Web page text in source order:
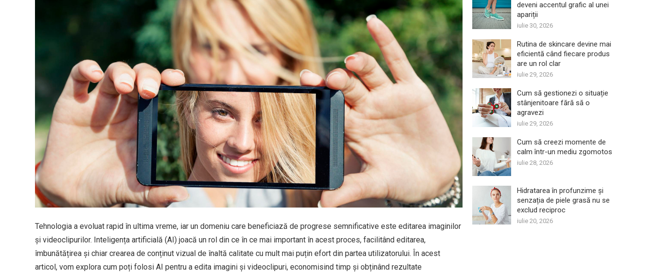
Tehnologia a evoluat rapid în ultima vreme, iar un domeniu care beneficiază de progrese semnificative este editarea imaginilor
și videoclipurilor. Inteligența artificială (AI) joacă un rol din ce în ce mai important în acest proces, facilitând editarea,
îmbunătățirea și chiar crearea de conținut vizual de înaltă calitate cu mult mai puțin efort din partea utilizatorului. În acest
articol, vom explora cum poți folosi AI pentru a edita imagini și videoclipuri, economisind timp și obținând rezultate
deveni accentul grafic al unei
apariții
iulie 30, 2026
Rutina de skincare devine mai
eficientă când fiecare produs
are un rol clar
iulie 29, 2026
Cum să gestionezi o situație
stânjenitoare fără să o
agravezi
iulie 29, 2026
Cum să creezi momente de
calm într-un mediu zgomotos
iulie 28, 2026
Hidratarea în profunzime și
senzația de piele grasă nu se
exclud reciproc
iulie 20, 2026